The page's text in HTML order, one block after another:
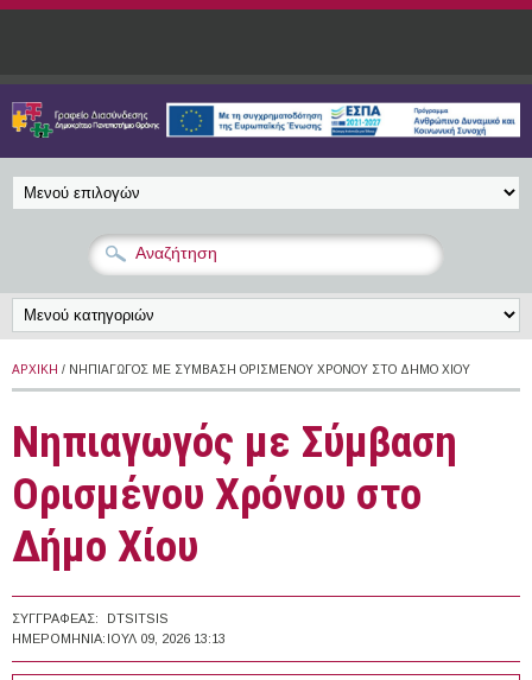
Παράκαμψη προς το κυρίως περιεχόμενο
ΑΡΧΙΚΉ / ΝΗΠΙΑΓΩΓΌΣ ΜΕ ΣΎΜΒΑΣΗ ΟΡΙΣΜΈΝΟΥ ΧΡΌΝΟΥ ΣΤΟ ΔΉΜΟ ΧΊΟΥ
Νηπιαγωγός με Σύμβαση
Ορισμένου Χρόνου στο
Δήμο Χίου
ΣΥΓΓΡΑΦΈΑΣ:
DTSITSIS
ΗΜΕΡΟΜΗΝΊΑ: ΙΟΥΛ 09, 2026 13:13